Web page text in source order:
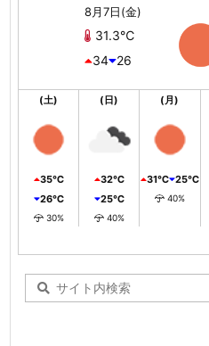
8月7日(金)
31.3℃
34 26
(土)
35℃
26℃
30%
(日)
32℃
25℃
40%
(月)
31℃ 25℃
40%